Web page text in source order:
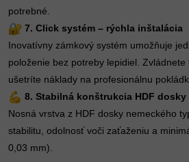
potrebné.
7. Click systém – rýchla inštalácia
Inovatívny zámkový systém umožňuje
položenie bez potreby lepidiel.
ušetríte náklady na profesionálnu
8. Stabilná konštrukcia HDF dosky
Nosná vrstva z HDF dosky nemeckého
stabilitu, odolnosť voči zaťaženiu a
0,03 mm).